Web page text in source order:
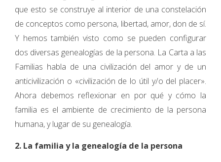
que esto se construye al interior de una constelación
de conceptos como persona, libertad, amor, don de sí.
Y hemos también visto como se pueden configurar
dos diversas genealogías de la persona. La Carta a las
Familias habla de una civilización del amor y de un
anticivilización o «civilización de lo útil y/o del placer».
Ahora debemos reflexionar en por qué y cómo la
familia es el ambiente de crecimiento de la persona
humana, y lugar de su genealogía.
2. La familia y la genealogía de la persona